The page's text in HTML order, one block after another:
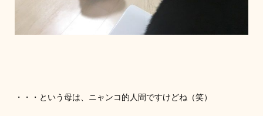
・・・という母は、ニャンコ的人間ですけどね（笑）